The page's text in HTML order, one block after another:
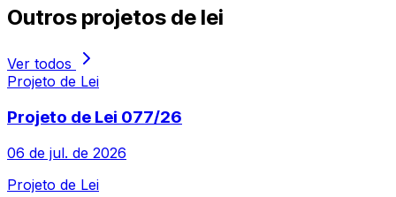
Outros projetos de lei
Ver todos
Projeto de Lei
Projeto de Lei 077/26
06 de jul. de 2026
Projeto de Lei